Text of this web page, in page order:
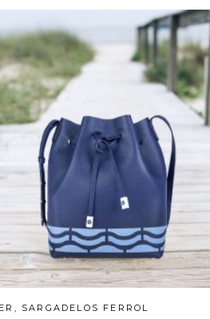
SARGADELOS FERROL